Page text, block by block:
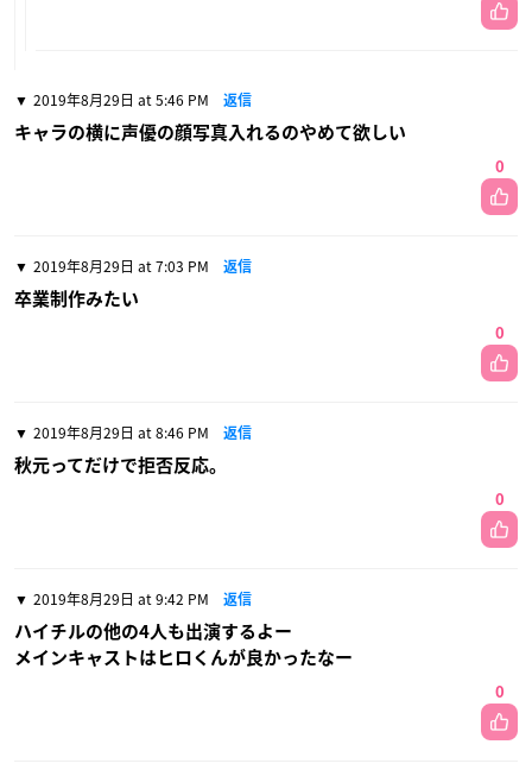
2019年8月29日 at 5:46 PM 返信
キャラの横に声優の顔写真入れるのやめて欲しい
0
2019年8月29日 at 7:03 PM 返信
卒業制作みたい
0
2019年8月29日 at 8:46 PM 返信
秋元ってだけで拒否反応。
0
2019年8月29日 at 9:42 PM 返信
ハイチルの他の4人も出演するよー
メインキャストはヒロくんが良かったなー
0